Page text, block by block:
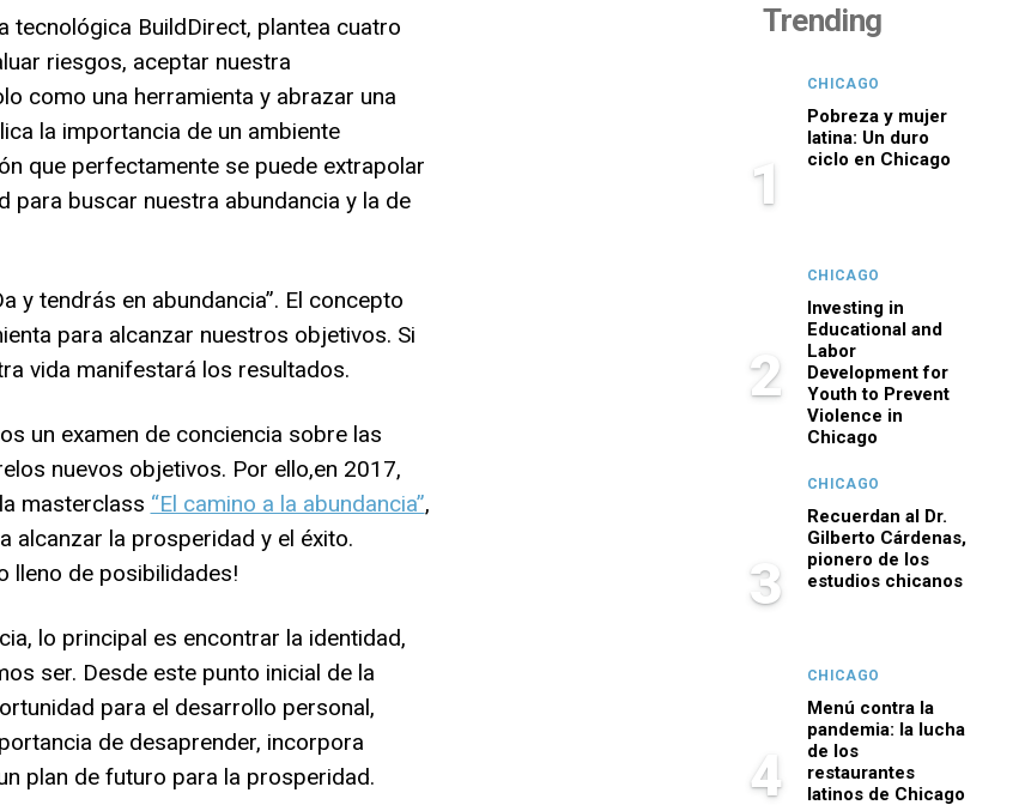
BuildDirect, plantea cuatro
riesgos, aceptar nuestra
como una herramienta y abrazar una
la importancia de un ambiente
que perfectamente se puede extrapolar
para buscar nuestra abundancia y la de
y tendrás en abundancia”. El concepto
para alcanzar nuestros objetivos. Si
vida manifestará los resultados.
un examen de conciencia sobre las
nuevos objetivos. Por ello,en 2017,
masterclass “El camino a la abundancia”,
alcanzar la prosperidad y el éxito.
lleno de posibilidades!
lo principal es encontrar la identidad,
ser. Desde este punto inicial de la
para el desarrollo personal,
de desaprender, incorpora
plan de futuro para la prosperidad.
Trending
1
CHICAGO
Pobreza y mujer
latina: Un duro
ciclo en Chicago
2
CHICAGO
Investing in
Educational and
Labor
Development for
Youth to Prevent
Violence in
Chicago
3
CHICAGO
Recuerdan al Dr.
Gilberto Cárdenas,
pionero de los
estudios chicanos
4
CHICAGO
Menú contra la
pandemia: la lucha
de los
restaurantes
latinos de Chicago